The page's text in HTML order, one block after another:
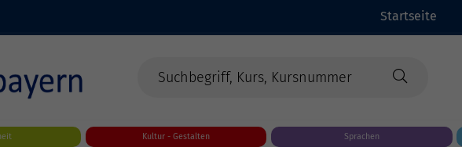
Startseite
Kultur - Gestalten Sprachen